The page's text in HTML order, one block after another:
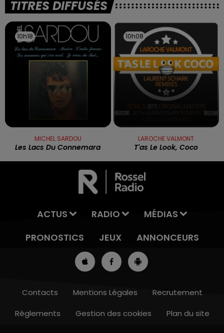
10h00 - 12h00
TITRES DIFFUSÉS
10h18
10h18
MICHEL SARDOU
Les Lacs Du Connemara
10h08
10h08
LAROCHE VALMONT
T'as Le Look, Coco
ACTUS RADIO
MÉDIAS
PRONOSTICS
JEUX ANNONCEURS
Contacts Mentions Légales
Recrutement
Règlements
Gestion des cookies Plan du site